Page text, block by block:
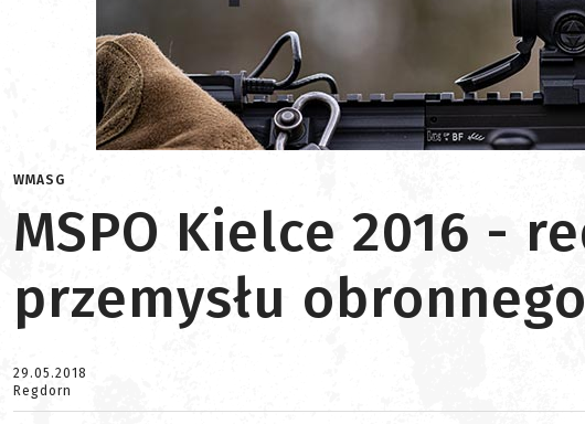
WMASG
MSPO Kielce 2016 -
przemysłu
29.05.2018
Regdorn